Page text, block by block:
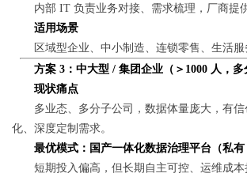
内部 IT 负责业务对接、需求梳理，厂商提
适用场景
区域型企业、中小制造、连锁零售、生活
方案 3：中大型 / 集团企业（＞1000 人，
现状痛点
多业态、多分子公司，数据体量庞大，有
化、深度定制需求。
最优模式：国产一体化数据治理平台（私
短期投入偏高，但长期自主可控、运维成